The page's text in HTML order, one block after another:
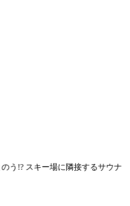
う!? スキー場に隣接するサウナ